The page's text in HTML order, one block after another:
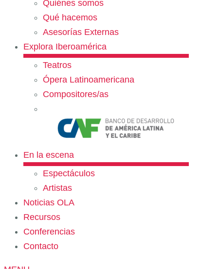
Quiénes somos
Qué hacemos
Asesorías Externas
Explora Iberoamérica
Teatros
Ópera Latinoamericana
Compositores/as
En la escena
Espectáculos
Artistas
Noticias OLA
Recursos
Conferencias
Contacto